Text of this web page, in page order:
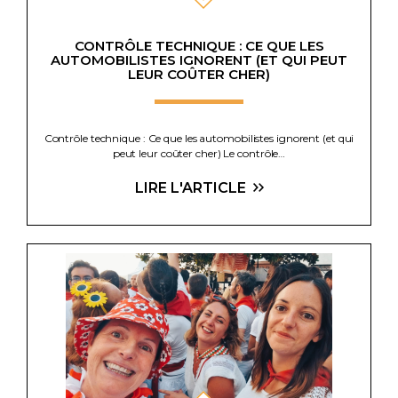
CONTRÔLE TECHNIQUE : CE QUE LES
AUTOMOBILISTES IGNORENT (ET QUI PEUT
LEUR COÛTER CHER)
Contrôle technique : Ce que les automobilistes ignorent (et qui
peut leur coûter cher) Le contrôle…
LIRE L'ARTICLE